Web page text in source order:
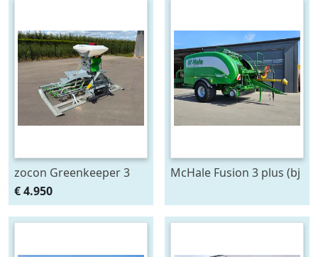
zocon Greenkeeper 3
mtr met Z150 PROF
zaaimachine
€ 4.950
McHale Fusion 3 plus (bj